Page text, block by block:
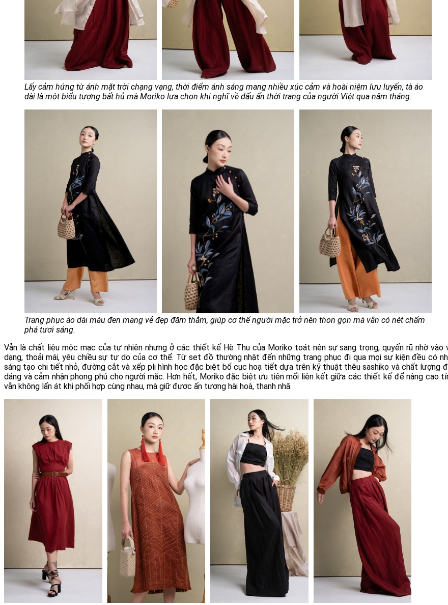
Lấy cảm hứng từ ánh mặt trời chạng vạng, thời điểm ánh sáng mang nhiều xúc cảm và hoài niệm lưu luyến, tà áo
dài là một biểu tượng bất hủ mà Moriko lựa chọn khi nghĩ về dấu ấn thời trang của người Việt qua năm tháng.
Trang phục áo dài màu đen mang vẻ đẹp đằm thắm, giúp cơ thể người mặc trở nên thon gọn mà vẫn có nét chấm
phá tươi sáng.
Vẫn là chất liệu mộc mạc của tự nhiên nhưng ở các thiết kế Hè Thu của Moriko toát nên sự sang trọng, quyến rũ nhờ
dạng, thoải mái, yêu chiều sự tự do của cơ thể. Từ set đồ thường nhật đến những trang phục đi qua mọi sự kiện đều có
sáng tạo chi tiết nhỏ, đường cắt và xếp pli hình học đặc biệt bố cục hoạ tiết dựa trên kỹ thuật thêu sashiko và chất lượng
dáng và cảm nhận phong phú cho người mặc. Hơn hết, Moriko đặc biệt ưu tiên mối liên kết giữa các thiết kế để nâng cao
vẫn không lấn át khi phối hợp cùng nhau, mà giữ được ấn tượng hài hoà, thanh nhã.